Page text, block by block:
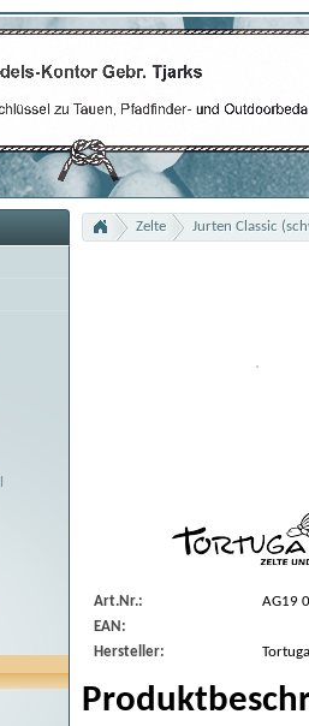
Zelte Jurten Classic
Art.Nr.:
AG19
EAN:
Hersteller:
Tortuga